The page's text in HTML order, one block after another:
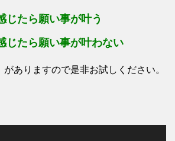
じたら願い事が叶う
じたら願い事が叶わない
ありますので是非お試しください。